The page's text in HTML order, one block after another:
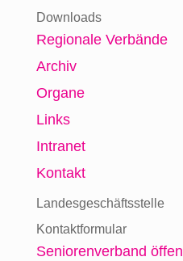
Downloads
Regionale Verbände
Archiv
Organe
Links
Intranet
Kontakt
Landesgeschäftsstelle
Kontaktformular
Seniorenverband